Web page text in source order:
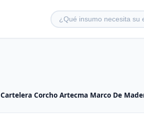
Cartelera Corcho Artecma Marco De